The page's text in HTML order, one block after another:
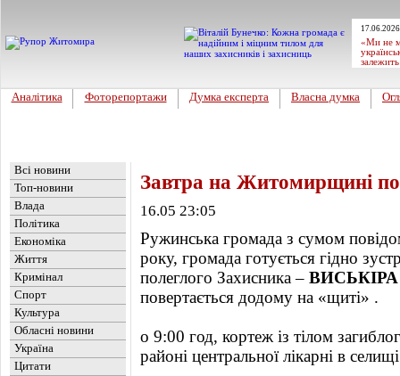
«Ми не
Аналітика Фоторепортажи Думка експерта Власна думка
Всі новини
Топ-новини
Влада
Політика
Економіка
Життя
Кримінал
Спорт
Культура
Обласні новини
Україна
Цитати
Завтра на Житомирщині
16.05 23:05
Ружинська громада з сумом
року, громада готується гідно
полеглого Захисника – ВИСЬКІРА
повертається додому на «щиті» .
о 9:00 год, кортеж із тілом
районі центральної лікарні в